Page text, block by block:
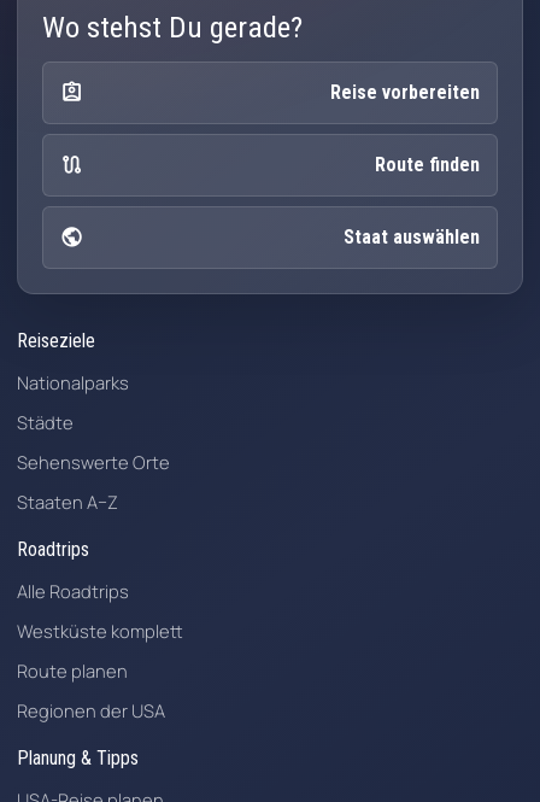
Wo stehst Du gerade?
assignment_ind Reise vorbereiten
route Route finden
public Staat auswählen
Reiseziele
Nationalparks
Städte
Sehenswerte Orte
Staaten A–Z
Roadtrips
Alle Roadtrips
Westküste komplett
Route planen
Regionen der USA
Planung & Tipps